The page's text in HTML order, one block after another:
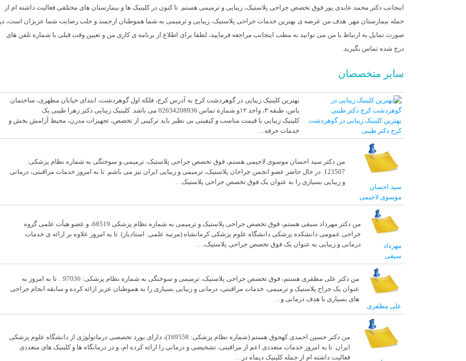
اینجانب دکتر محمد عابدی پور فوق تخصص جراحی پلاستیک، زیبایی و ترمیمی هستم. تا کنون در کلینیک ها و بیمارستان های مختلفی فعالیت داشته ام از
جمله بیمارستان مهر. هدف من عرضه ی بهترین خدمات جراحی پلاستیک، زیبایی و ترمیمی به شما هموطنان ارجمند و جلب رضایت شما عزیزان است، در
صورت تمایل به ارتباط با من می توانید به مطب اینجانب مراجعه فرمایید، لطفا برای اطلاع از برنامه ی کاری من و تعیین وقت قبلی با شماره تلفن های
درج شده تماس بگیرید.
سایر متخصصان
بهترین کلینیک زیبایی در گوهردشت
کرج دکتر طیبی
بهترین کلینیک زیبایی در گوهردشت کرج به آدرس کرج، فلکه اول گوهردشت، ابتدای خیابان مطهری، ساختمان
یاس، طبقه ۳، واحد ۱۲و شماره تماس 02634208936 می باشد. کلینیک زیبایی دکتر زهرا طیبی یک
کلینیک زیبایی با قیمت مناسب و کیفیتی بی نظیر باید ترکیبی از تخصص، تجهیزات مدرن، محیط آرامش ­بخش و
خدمات حرفه…
سید احسان
موسوی لاجیمی
من دکتر سید احسان موسوی لاجیمی هستم، فوق تخصص جراحی پلاستیک، ترمیمی و سوختگی به شماره نظام پزشکی:
123507. در حال حاضر عضو انجمن جراحان پلاستیک، ترمیمی و زیبایی ایران نیز می باشم. تا به امروز خدمات مراقبتی، درمانی
و زیبایی بسیاری را به عنوان یک فوق تخصص جراحی پلاستیک…
مهرداد
سیفی
من دکتر مهرداد سیفی هستم، فوق تخصص جراحی پلاستیک و ترمیمی به شماره نظام پزشکی 68519، و عضو هیأت علمی گروه
جراحی عمومی دانشکده پزشکی دانشگاه علوم پزشکی کرمانشاه (مرتبه علمی: استادیار). تا به امروز علاوه بر ارائه ی خدمات
درمانی و زیبایی به عنوان یک فوق تخصص جراحی پلاستیک،…
علی مظفری
من دکتر علی مظفری هستم، فوق تخصص جراحی پلاستیک، ترمیمی و سوختگی به شماره نظام پزشکی: 97036. . تا به امروز به
عنوان یک جراح پلاستیک و ترمیمی، خدمات مراقبتی، درمانی و زیبایی بسیاری را به هموطنان عزیز ارائه کرده و سابقه انجام جراحی
های بسیاری با هدف درمانی و…
من دکتر حسین احمدی کهجوق هستم (شماره نظام پزشکی: 169558)، دارای بورد تخصصی درماتولوژی از دانشگاه علوم پزشکی
ایران. تا به امروز خدمات متعددی اعم از مراقبتی، تشخیصی و درمانی را ارائه کرده ام، و در درمانگاه ها و کلینیک های متعددی
فعالیت داشته ام از جمله کلینیک دیماه در…